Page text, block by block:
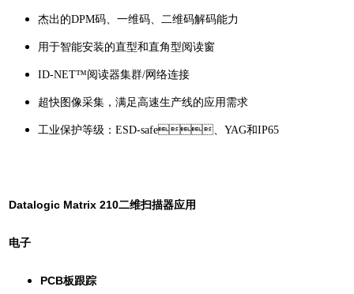
杰出的DPM码、一维码、二维码解码能力
用于智能安装的直型和直角型阅读窗
ID-NET™阅读器集群/网络连接
超快图像采集，满足高速生产线的应用需求
工业保护等级：ESD-safe、YAG和IP65
Datalogic Matrix 210二维扫描器应用
电子
PCB板跟踪